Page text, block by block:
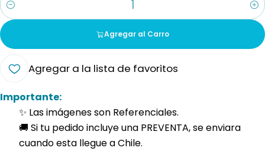
Cantidad
Agregar al Carro
Agregar a la lista de favoritos
Importante:
✨ Las imágenes son Referenciales.
🚚 Si tu pedido incluye una PREVENTA, se enviara
cuando esta llegue a Chile.